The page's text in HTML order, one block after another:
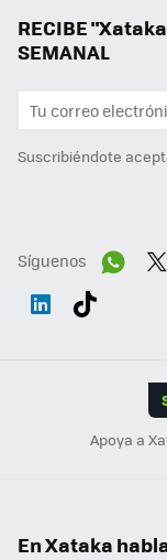
RECIBE
SEMANAL
Suscribiéndote
Síguenos
Apoya a
En Xataka